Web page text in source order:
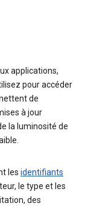
applications,
pour accéder
de
à jour
la luminosité de
les identifiants
le type et les
des